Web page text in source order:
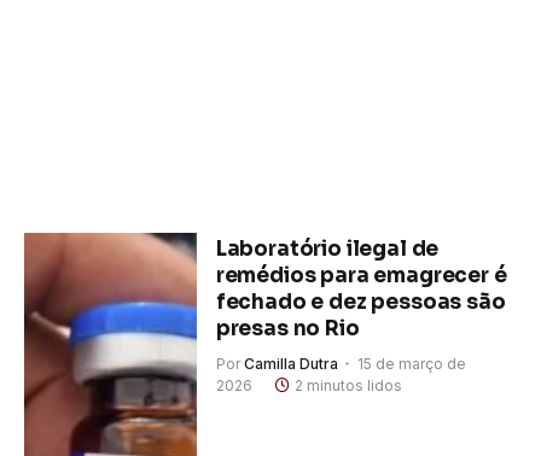
Laboratório ilegal de
remédios para emagrecer é
fechado e dez pessoas são
presas no Rio
Por Camilla Dutra
15 de março de
2026
2 minutos lidos